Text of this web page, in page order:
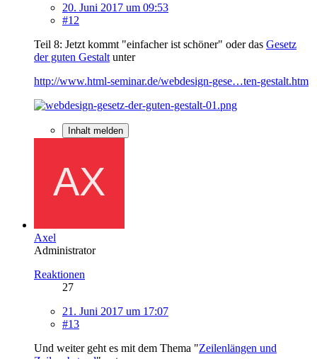
20. Juni 2017 um 09:53
#12
Teil 8: Jetzt kommt "einfacher ist schöner" oder das Gesetz
der guten Gestalt unter
http://www.html-seminar.de/webdesign-gese…ten-gestalt.htm
Inhalt melden
Axel
Administrator
Reaktionen
27
21. Juni 2017 um 17:07
#13
Und weiter geht es mit dem Thema "Zeilenlängen und